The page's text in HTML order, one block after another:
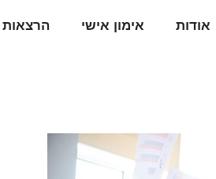
אודות אימון אישי הרצאות